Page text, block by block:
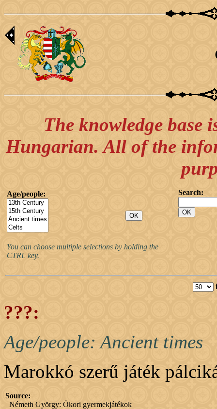
The knowledge base
Hungarian. All of the
Age/people:
You can choose multiple selections by holding the
CTRL key.
Search:
???:
Age/people: Ancient times
Marokkó szerű játék
Source:
Németh György: Ókori gyermekjátékok